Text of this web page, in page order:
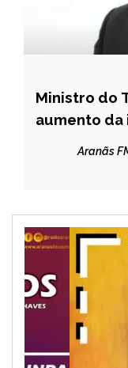
BRASIL
NOTÍCIAS
Ministro do
aumento da
Aranãs